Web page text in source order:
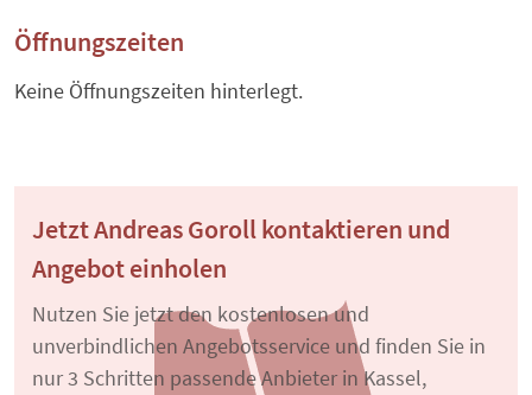
Öffnungszeiten
Keine Öffnungszeiten hinterlegt.
Jetzt Andreas Goroll kontaktieren und
Angebot einholen
Nutzen Sie jetzt den kostenlosen und
unverbindlichen Angebotsservice und finden Sie in
nur 3 Schritten passende Anbieter in Kassel,